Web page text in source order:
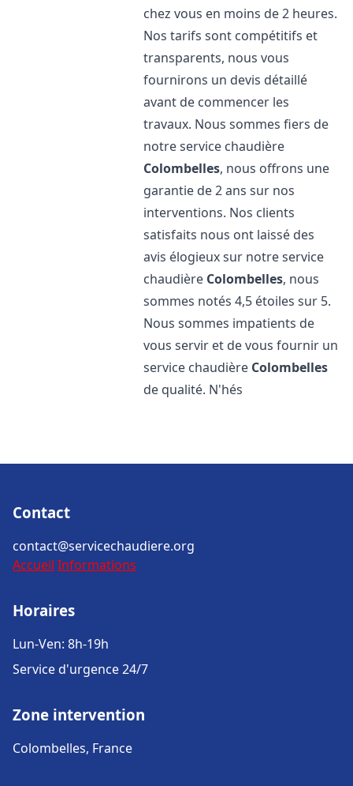
chez vous en moins de 2 heures.
Nos tarifs sont compétitifs et
transparents, nous vous
fournirons un devis détaillé
avant de commencer les
travaux. Nous sommes fiers de
notre service chaudière
Colombelles, nous offrons une
garantie de 2 ans sur nos
interventions. Nos clients
satisfaits nous ont laissé des
avis élogieux sur notre service
chaudière Colombelles, nous
sommes notés 4,5 étoiles sur 5.
Nous sommes impatients de
vous servir et de vous fournir un
service chaudière Colombelles
de qualité. N'hés
Contact
contact@servicechaudiere.org
Accueil Informations
Horaires
Lun-Ven: 8h-19h
Service d'urgence 24/7
Zone intervention
Colombelles, France